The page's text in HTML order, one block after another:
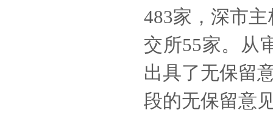
483家，深市
交所55家。从
出具了无保留
段的无保留意